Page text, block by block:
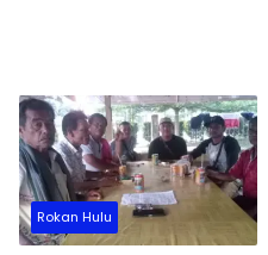
Rokan Hulu